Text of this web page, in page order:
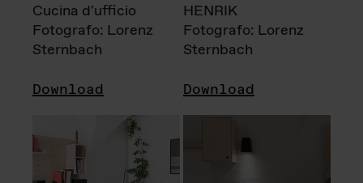
Cucina d'ufficio
Fotografo: Lorenz
Sternbach
Download
HENRIK
Fotografo: Lorenz
Sternbach
Download